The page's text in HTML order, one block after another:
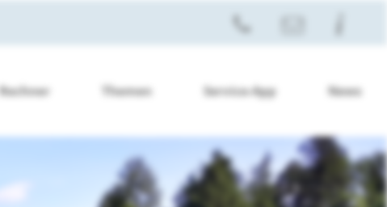
Rechner Themen Service-App News